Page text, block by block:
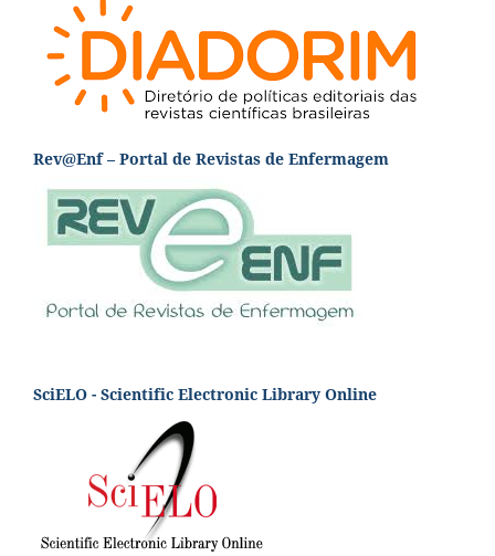
Rev@Enf – Portal de Revistas de Enfermagem
SciELO - Scientific Electronic Library Online